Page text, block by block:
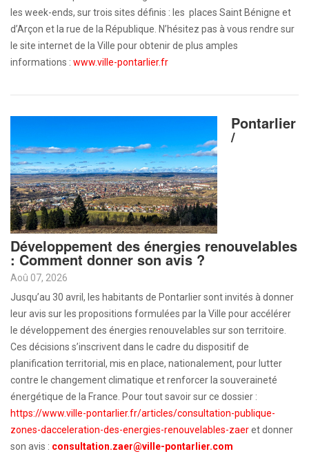
les week-ends, sur trois sites définis : les places Saint Bénigne et
d’Arçon et la rue de la République. N’hésitez pas à vous rendre sur
le site internet de la Ville pour obtenir de plus amples
informations : www.ville-pontarlier.fr
Pontarlier
/
Développement des énergies renouvelables
: Comment donner son avis ?
Aoû 07, 2026
Jusqu’au 30 avril, les habitants de Pontarlier sont invités à donner
leur avis sur les propositions formulées par la Ville pour accélérer
le développement des énergies renouvelables sur son territoire.
Ces décisions s’inscrivent dans le cadre du dispositif de
planification territorial, mis en place, nationalement, pour lutter
contre le changement climatique et renforcer la souveraineté
énergétique de la France. Pour tout savoir sur ce dossier :
https://www.ville-pontarlier.fr/articles/consultation-publique-
zones-dacceleration-des-energies-renouvelables-zaeret donner
son avis : consultation.zaer@ville-pontarlier.com